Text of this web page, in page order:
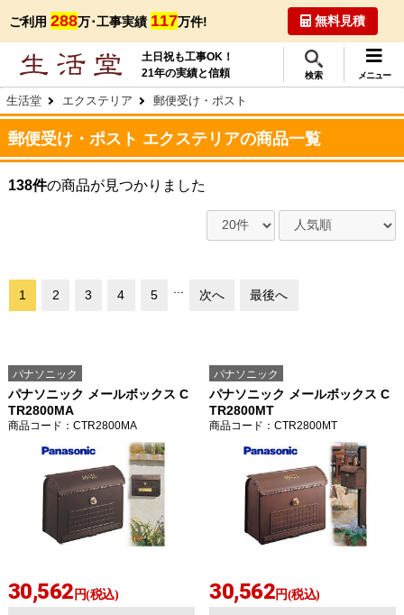
ご利用 288万･工事実績 117万件! 無料見積
土日祝も工事OK！
21年の実績と信頼
検索 メニュー
生活堂 エクステリア 郵便受け・ポスト
郵便受け・ポスト エクステリアの商品一覧
138件の商品が見つかりました
1 2 3 4 5 ... 次へ 最後へ
パナソニック
パナソニック メールボックス C
TR2800MA
商品コード ：CTR2800MA
30,562 円(税込)
パナソニック
パナソニック メールボックス C
TR2800MT
商品コード ：CTR2800MT
30,562円(税込)